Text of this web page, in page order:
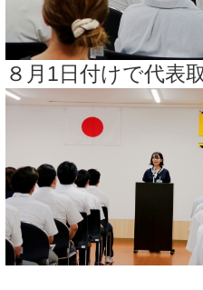
８月1日付けで代表